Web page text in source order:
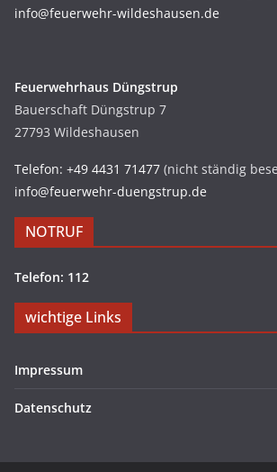
info@feuerwehr-wildeshausen.de
Feuerwehrhaus Düngstrup
Bauerschaft Düngstrup 7
27793 Wildeshausen
Telefon: +49 4431 71477 (nicht ständig
info@feuerwehr-duengstrup.de
NOTRUF
Telefon: 112
wichtige Links
Impressum
Datenschutz